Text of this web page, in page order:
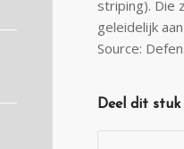
striping). Die
geleidelijk
Source:
Deel dit stuk